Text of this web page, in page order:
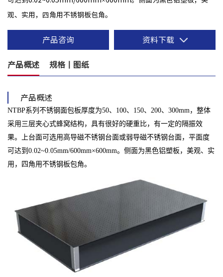
观、实用，四角用不锈钢板包角。
产品咨询 资料下载
产品概述 规格丨图纸
产品概述
NTBP系列不锈钢面包板厚度为50、100、150、200、300mm，整体
采用三层夹心式蜂窝结构，具有很好的硬重比，有一定的隔振效
果。上台面可选用高导磁不锈钢台面或弱导磁不锈钢台面，平面度
可达到0.02~0.05mm/600mm×600mm。侧面为黑色铝塑板，美观、实
用，四角用不锈钢板包角。